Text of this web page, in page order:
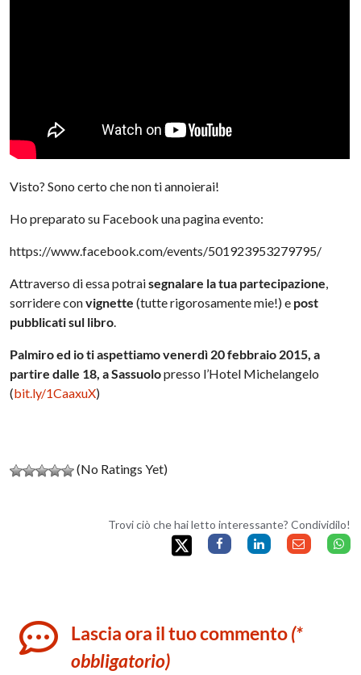
Visto? Sono certo che non ti annoierai!
Ho preparato su Facebook una pagina evento:
https://www.facebook.com/events/501923953279795/
Attraverso di essa potraisegnalare la tua partecipazione,
sorridere convignette (tutte rigorosamente mie!) e post
pubblicati sul libro.
Palmiro ed io ti aspettiamovenerdì 20 febbraio 2015, a
partire dalle 18, a Sassuolopresso l’Hotel Michelangelo
(bit.ly/1CaaxuX)
(No Ratings Yet)
Trovi ciò che hai letto interessante? Condividilo!
Lascia ora il tuo commento(*
obbligatorio)